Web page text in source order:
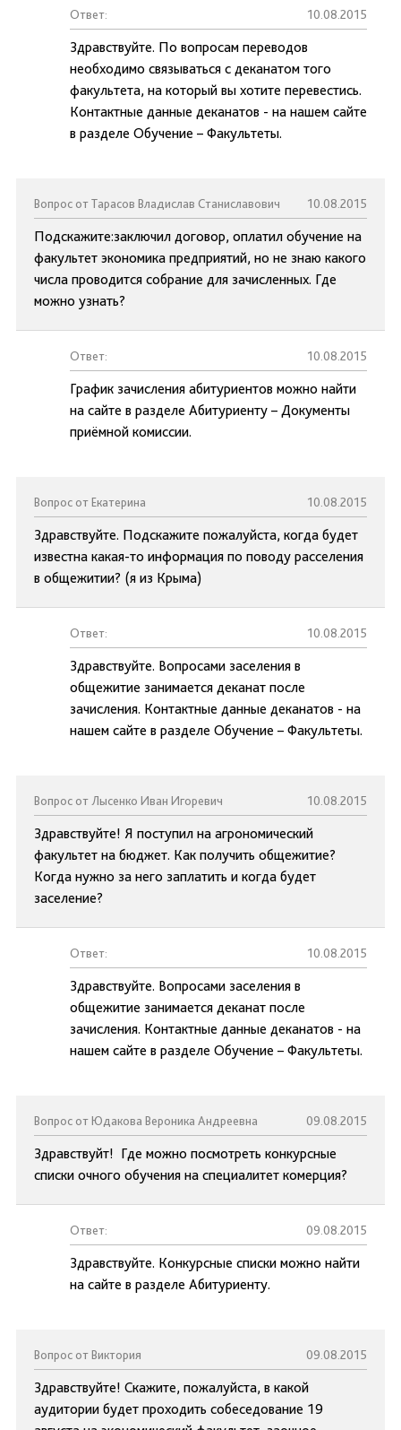
Ответ: 10.08.2015
Здравствуйте. По вопросам переводов
необходимо связываться с деканатом того
факультета, на который вы хотите перевестись.
Контактные данные деканатов - на нашем сайте
в разделе Обучение – Факультеты.
Вопрос от Тарасов Владислав Станиславович 10.08.2015
Подскажите:заключил договор, оплатил обучение на
факультет экономика предприятий, но не знаю какого
числа проводится собрание для зачисленных. Где
можно узнать?
Ответ: 10.08.2015
График зачисления абитуриентов можно найти
на сайте в разделе Абитуриенту – Документы
приёмной комиссии.
Вопрос от Екатерина 10.08.2015
Здравствуйте. Подскажите пожалуйста, когда будет
известна какая-то информация по поводу расселения
в общежитии? (я из Крыма)
Ответ: 10.08.2015
Здравствуйте. Вопросами заселения в
общежитие занимается деканат после
зачисления. Контактные данные деканатов - на
нашем сайте в разделе Обучение – Факультеты.
Вопрос от Лысенко Иван Игоревич 10.08.2015
Здравствуйте! Я поступил на агрономический
факультет на бюджет. Как получить общежитие?
Когда нужно за него заплатить и когда будет
заселение?
Ответ: 10.08.2015
Здравствуйте. Вопросами заселения в
общежитие занимается деканат после
зачисления. Контактные данные деканатов - на
нашем сайте в разделе Обучение – Факультеты.
Вопрос от Юдакова Вероника Андреевна 09.08.2015
Здравствуйт! Где можно посмотреть конкурсные
списки очного обучения на специалитет комерция?
Ответ: 09.08.2015
Здравствуйте. Конкурсные списки можно найти
на сайте в разделе Абитуриенту.
Вопрос от Виктория 09.08.2015
Здравствуйте! Скажите, пожалуйста, в какой
аудитории будет проходить собеседование 19